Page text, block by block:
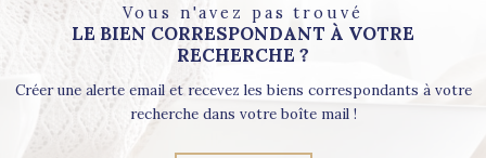
Vous n'avez pas trouvé
LE BIEN CORRESPONDANT À VOTRE
RECHERCHE ?
Créer une alerte email et recevez les biens correspondants à votre
recherche dans votre boîte mail !